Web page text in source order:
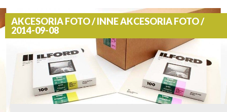
AKCESORIA FOTO / INNE AKCESORIA FOTO /
2014-09-08